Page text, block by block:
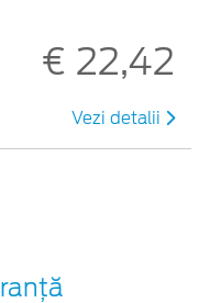
€ 22,42
Vezi detalii